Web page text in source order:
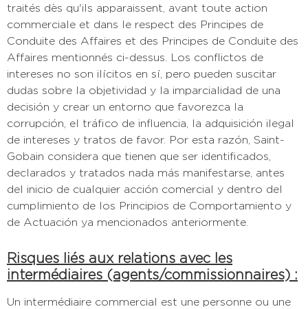
traités dès qu'ils apparaissent, avant toute action
commerciale et dans le respect des Principes de
Conduite des Affaires et des Principes de Conduite des
Affaires mentionnés ci-dessus. Los conflictos de
intereses no son ilícitos en sí, pero pueden suscitar
dudas sobre la objetividad y la imparcialidad de una
decisión y crear un entorno que favorezca la
corrupción, el tráfico de influencia, la adquisición ilegal
de intereses y tratos de favor. Por esta razón, Saint-
Gobain considera que tienen que ser identificados,
declarados y tratados nada más manifestarse, antes
del inicio de cualquier acción comercial y dentro del
cumplimiento de los Principios de Comportamiento y
de Actuación ya mencionados anteriormente.
Risques liés aux relations avec les
intermédiaires (agents/commissionnaires) :
Un intermédiaire commercial est une personne ou une